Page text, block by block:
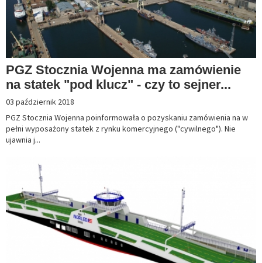
PGZ Stocznia Wojenna ma zamówienie
na statek "pod klucz" - czy to sejner...
03 październik 2018
PGZ Stocznia Wojenna poinformowała o pozyskaniu zamówienia na w
pełni wyposażony statek z rynku komercyjnego ("cywilnego"). Nie
ujawnia j...